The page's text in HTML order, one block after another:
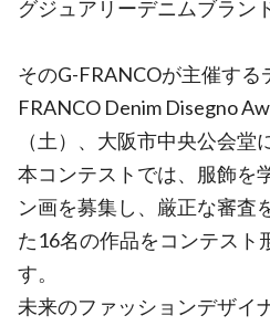
グジュアリーデニムブラン
そのG-FRANCOが主催す
FRANCO Denim Disegno
（土）、大阪市中央公会堂
本コンテストでは、服飾を
ン画を募集し、厳正な審査
た16名の作品をコンテスト
す。
未来のファッションデザイ